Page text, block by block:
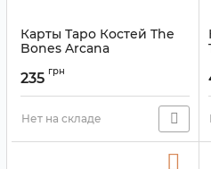
Карты Таро Костей The
Bones Arcana
235 грн
Нет на складе